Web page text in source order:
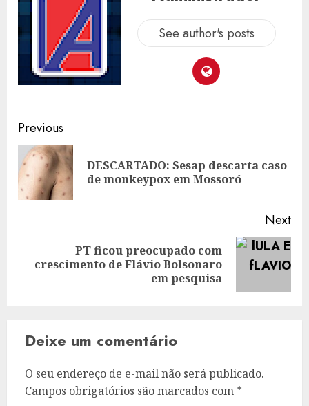
See author's posts
Post
navigation
Previous
DESCARTADO: Sesap descarta caso
de monkeypox em Mossoró
Next
Next
PT ficou preocupado com
crescimento de Flávio Bolsonaro
em pesquisa
Deixe um comentário
O seu endereço de e-mail não será publicado.
Campos obrigatórios são marcados com *